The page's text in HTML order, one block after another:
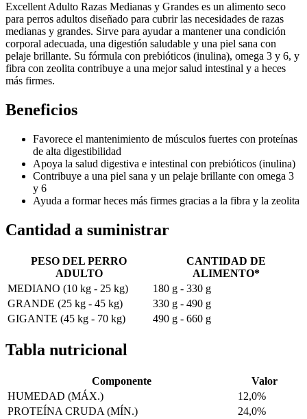
Excellent Adulto Razas Medianas y Grandes es un alimento seco
para perros adultos diseñado para cubrir las necesidades de razas
medianas y grandes. Sirve para ayudar a mantener una condición
corporal adecuada, una digestión saludable y una piel sana con
pelaje brillante. Su fórmula con prebióticos (inulina), omega 3 y 6, y
fibra con zeolita contribuye a una mejor salud intestinal y a heces
más firmes.
Beneficios
Favorece el mantenimiento de músculos fuertes con proteínas
de alta digestibilidad
Apoya la salud digestiva e intestinal con prebióticos (inulina)
Contribuye a una piel sana y un pelaje brillante con omega 3
y 6
Ayuda a formar heces más firmes gracias a la fibra y la zeolita
Cantidad a suministrar
PESO DEL PERRO
ADULTO
CANTIDAD DE
ALIMENTO*
MEDIANO (10 kg - 25 kg)
180 g - 330 g
GRANDE (25 kg - 45 kg)
330 g - 490 g
GIGANTE (45 kg - 70 kg)
490 g - 660 g
Tabla nutricional
Componente
Valor
HUMEDAD (MÁX.)
12,0%
PROTEÍNA CRUDA (MÍN.)
24,0%